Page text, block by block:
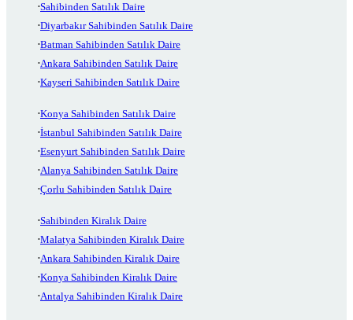
Sahibinden Satılık Daire
Diyarbakır Sahibinden Satılık Daire
Batman Sahibinden Satılık Daire
Ankara Sahibinden Satılık Daire
Kayseri Sahibinden Satılık Daire
Konya Sahibinden Satılık Daire
İstanbul Sahibinden Satılık Daire
Esenyurt Sahibinden Satılık Daire
Alanya Sahibinden Satılık Daire
Çorlu Sahibinden Satılık Daire
Sahibinden Kiralık Daire
Malatya Sahibinden Kiralık Daire
Ankara Sahibinden Kiralık Daire
Konya Sahibinden Kiralık Daire
Antalya Sahibinden Kiralık Daire